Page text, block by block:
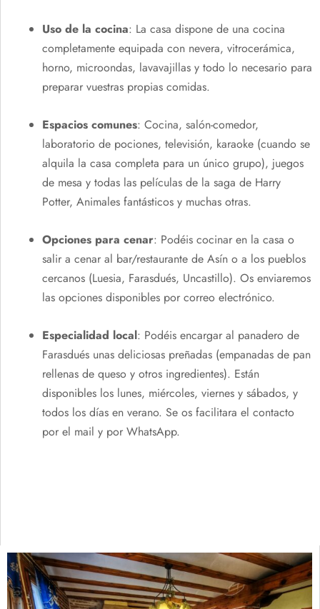
Uso de la cocina: La casa dispone de una cocina
completamente equipada con nevera, vitrocerámica,
horno, microondas, lavavajillas y todo lo necesario para
preparar vuestras propias comidas.
Espacios comunes: Cocina, salón-comedor,
laboratorio de pociones, televisión, karaoke (cuando se
alquila la casa completa para un único grupo), juegos
de mesa y todas las películas de la saga de Harry
Potter, Animales fantásticos y muchas otras.
Opciones para cenar: Podéis cocinar en la casa o
salir a cenar al bar/restaurante de Asín o a los pueblos
cercanos (Luesia, Farasdués, Uncastillo). Os enviaremos
las opciones disponibles por correo electrónico.
Especialidad local: Podéis encargar al panadero de
Farasdués unas deliciosas preñadas (empanadas de pan
rellenas de queso y otros ingredientes). Están
disponibles los lunes, miércoles, viernes y sábados, y
todos los días en verano. Se os facilitara el contacto
por el mail y por WhatsApp.